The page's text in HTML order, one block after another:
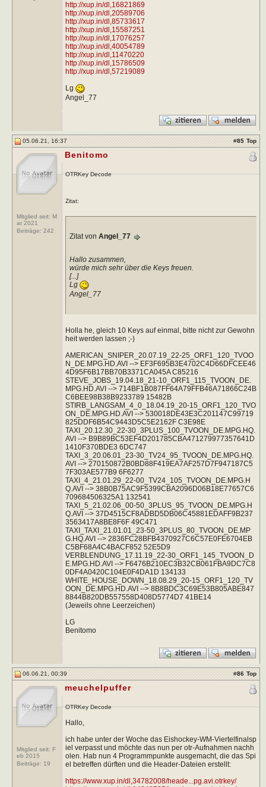
http://xup.in/dl,16821869
http://xup.in/dl,20589706
http://xup.in/dl,85733617
http://xup.in/dl,15587251
http://xup.in/dl,17076257
http://xup.in/dl,40054789
http://xup.in/dl,11470220
http://xup.in/dl,15786509
http://xup.in/dl,57219089
Lg
Angel_77
05.06.21, 16:37 #85 Top
Mitglied seit: M
ar 2021
Beiträge: 242
Benitomo
OTRKey Decode
Zitat:
Zitat von Angel_77
Hallo zusammen,
würde mich sehr über die Keys freuen.
[...]
Lg
Angel_77
Holla he, gleich 10 Keys auf einmal, bitte nicht zur Gewohn
heit werden lassen ;-)
AMERICAN_SNIPER_20.07.19_22-25_ORF1_120_TVOO
N_DE.MPG.HD.AVI --> EF3F695B3E4702C4D66DFCEE46
4D95F6B17BB70B3371CA045A C85216
STEVE_JOBS_19.04.18_21-10_ORF1_115_TVOON_DE.
MPG.HD.AVI --> 714BF1B087FF64A79FFB46A71866C24B
C6BEE98B38B9233789 15482B
STIRB_LANGSAM_4_0_18.04.19_20-15_ORF1_120_TVO
ON_DE.MPG.HD.AVI --> 530018DE43E3C201147C99719
825DDF6B54C9443D5C5E2162F C3E98E
TAXI_20.12.30_22-30_3PLUS_100_TVOON_DE.MPG.HQ.
AVI --> B9B89BC53EF4D201785CBA471279977357641D
1410F370BDE3 6DC747
TAXI_3_20.06.01_23-30_TV24_95_TVOON_DE.MPG.HQ.
AVI --> 270150872B0BD88F419EA7AF257D7F947187C5
7F303AE577B9 6F6277
TAXI_4_21.01.29_22-00_TV24_105_TVOON_DE.MPG.H
Q.AVI --> 38B0B75AC9F5399CBA2096D06B18E77657C6
709684506325A1 132541
TAXI_5_21.02.06_00-50_3PLUS_95_TVOON_DE.MPG.H
Q.AVI --> 37D4515CF8ADBD5DB06C45881EDAFF9B237
3563417A8BE8F6F 49C471
TAXI_TAXI_21.01.01_23-50_3PLUS_80_TVOON_DE.MP
G.HQ.AVI --> 2836FC28BFB4370927C6C57E0FE6704EB
C5BF68A4C4BACF852 52E5D9
VERBLENDUNG_17.11.19_22-30_ORF1_145_TVOON_D
E.MPG.HD.AVI --> F6476B210EC3B32CB061FBA9DC7C8
0DF4A0420C104E0F4DA1D 134133
WHITE_HOUSE_DOWN_18.08.29_20-15_ORF1_120_TV
OON_DE.MPG.HD.AVI --> 8B8BDC3C69E53B805ABE847
8844B820DB557558D408D5774D7 41BE14
(Jeweils ohne Leerzeichen)
LG
Benitomo
06.06.21, 00:39 #86 Top
Mitglied seit: F
eb 2015
Beiträge: 19
meuchelpuffer
OTRKey Decode
Hallo,
ich habe unter der Woche das Eishockey-WM-Viertelfinalsp
iel verpasst und möchte das nun per otr-Aufnahmen nachh
olen. Hab nun 4 Programmpunkte ausgemacht, die das Spi
el betreffen dürften und die Header-Dateien erstellt:
https://www.xup.in/dl,34782008/heade...pg.avi.otrkey/